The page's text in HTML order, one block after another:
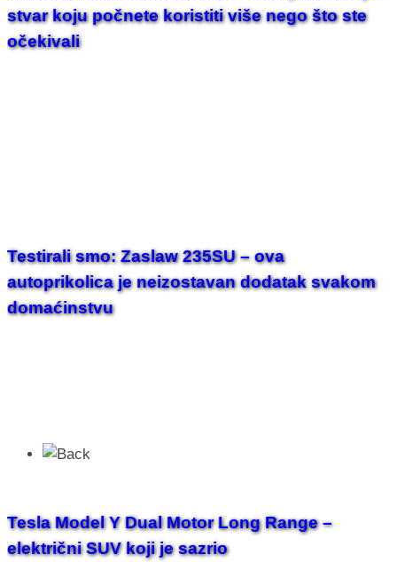
stvar koju počnete koristiti više nego što ste
očekivali
Testirali smo: Zaslaw 235SU – ova
autoprikolica je neizostavan dodatak svakom
domaćinstvu
Tesla Model Y Dual Motor Long Range –
električni SUV koji je sazrio